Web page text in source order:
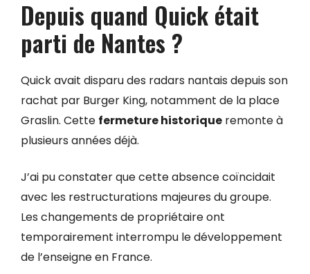
Depuis quand Quick était
parti de Nantes ?
Quick avait disparu des radars nantais depuis son
rachat par Burger King, notamment de la place
Graslin. Cette fermeture historique remonte à
plusieurs années déjà.
J’ai pu constater que cette absence coïncidait
avec les restructurations majeures du groupe.
Les changements de propriétaire ont
temporairement interrompu le développement
de l’enseigne en France.